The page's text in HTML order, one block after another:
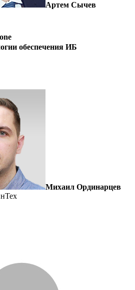
Артем Сычев
обеспечения ИБ
Михаил Ординарцев